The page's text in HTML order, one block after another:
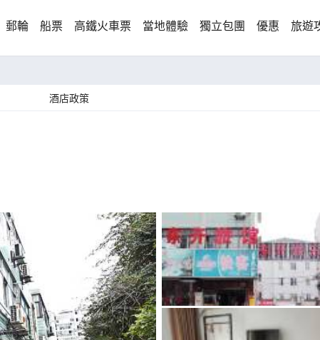
郵輪 船票 高鐵火車票 當地體驗 獨立包團 優惠 旅遊
酒店政策